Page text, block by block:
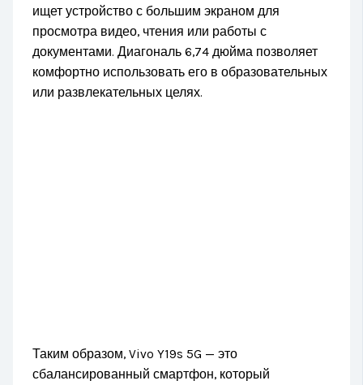
ищет устройство с большим экраном для
просмотра видео, чтения или работы с
документами. Диагональ 6,74 дюйма позволяет
комфортно использовать его в образовательных
или развлекательных целях.
Таким образом, Vivo Y19s 5G — это
сбалансированный смартфон, который